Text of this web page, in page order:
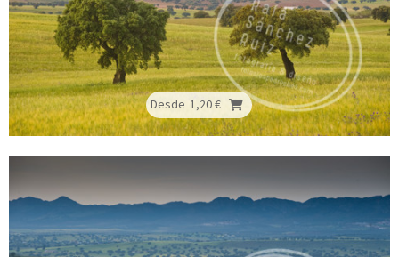
Desde 1,20 €